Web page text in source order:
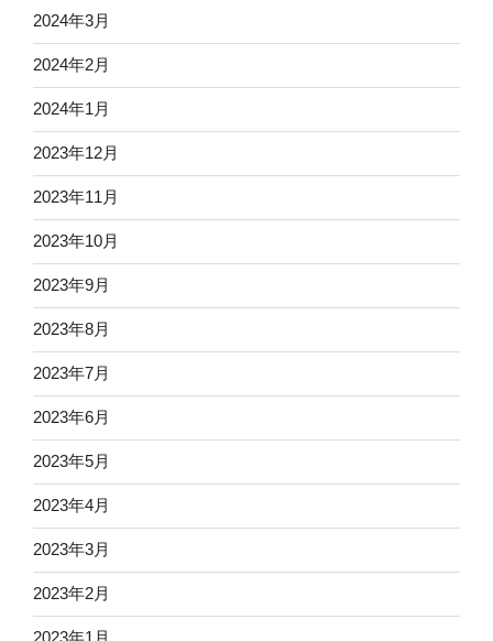
2024年3月
2024年2月
2024年1月
2023年12月
2023年11月
2023年10月
2023年9月
2023年8月
2023年7月
2023年6月
2023年5月
2023年4月
2023年3月
2023年2月